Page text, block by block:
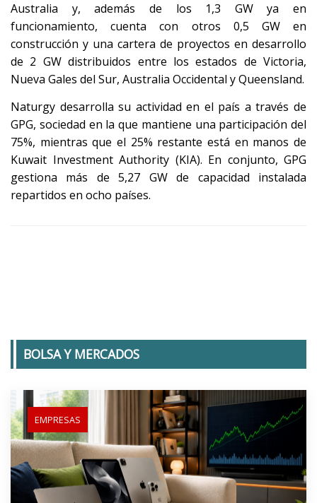
Australia y, además de los 1,3 GW ya en
funcionamiento, cuenta con otros 0,5 GW en
construcción y una cartera de proyectos en desarrollo
de 2 GW distribuidos entre los estados de Victoria,
Nueva Gales del Sur, Australia Occidental y Queensland.
Naturgy desarrolla su actividad en el país a través de
GPG, sociedad en la que mantiene una participación del
75%, mientras que el 25% restante está en manos de
Kuwait Investment Authority (KIA). En conjunto, GPG
gestiona más de 5,27 GW de capacidad instalada
repartidos en ocho países.
BOLSA Y MERCADOS
EMPRESAS